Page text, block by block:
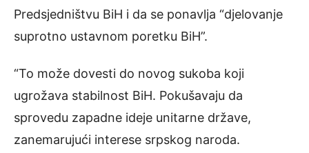
Predsjedništvu BiH i da se ponavlja “djelovanje
suprotno ustavnom poretku BiH”.
“To može dovesti do novog sukoba koji
ugrožava stabilnost BiH. Pokušavaju da
sprovedu zapadne ideje unitarne države,
zanemarujući interese srpskog naroda.